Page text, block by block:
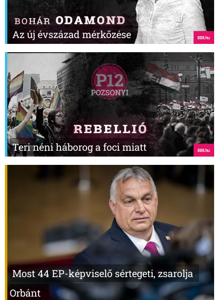
Az új évszázad mérkőzése
Teri néni háborog a foci miatt
Most 44 EP-képviselő sértegeti, zsarolja
Orbánt